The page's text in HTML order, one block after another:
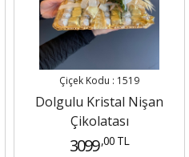
Çiçek Kodu : 1519
Dolgulu Kristal Nişan
Çikolatası
3099 ,00 TL